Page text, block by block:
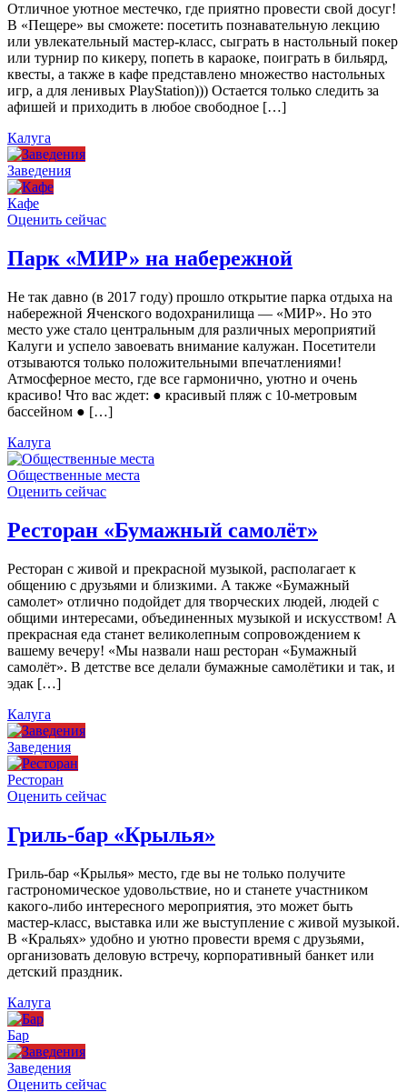
Отличное уютное местечко, где приятно провести свой досуг!
В «Пещере» вы сможете: посетить познавательную лекцию
или увлекательный мастер-класс, сыграть в настольный покер
или турнир по кикеру, попеть в караоке, поиграть в бильярд,
квесты, а также в кафе представлено множество настольных
игр, а для ленивых PlayStation))) Остается только следить за
афишей и приходить в любое свободное […]
Калуга
Заведения
Кафе
Оценить сейчас
Парк «МИР» на набережной
Не так давно (в 2017 году) прошло открытие парка отдыха на
набережной Яченского водохранилища — «МИР». Но это
место уже стало центральным для различных мероприятий
Калуги и успело завоевать внимание калужан. Посетители
отзываются только положительными впечатлениями!
Атмосферное место, где все гармонично, уютно и очень
красиво! Что вас ждет: ● красивый пляж с 10-метровым
бассейном ● […]
Калуга
Общественные места
Оценить сейчас
Ресторан «Бумажный самолёт»
Ресторан с живой и прекрасной музыкой, располагает к
общению с друзьями и близкими. А также «Бумажный
самолет» отлично подойдет для творческих людей, людей с
общими интересами, объединенных музыкой и искусством! А
прекрасная еда станет великолепным сопровождением к
вашему вечеру! «Мы назвали наш ресторан «Бумажный
самолёт». В детстве все делали бумажные самолётики и так, и
эдак […]
Калуга
Заведения
Ресторан
Оценить сейчас
Гриль-бар «Крылья»
Гриль-бар «Крылья» место, где вы не только получите
гастрономическое удовольствие, но и станете участником
какого-либо интересного мероприятия, это может быть
мастер-класс, выставка или же выступление с живой музыкой.
В «Кральях» удобно и уютно провести время с друзьями,
организовать деловую встречу, корпоративный банкет или
детский праздник.
Калуга
Бар
Заведения
Оценить сейчас